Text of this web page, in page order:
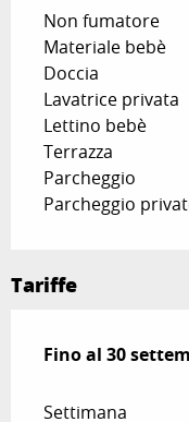
Non fumatore
Materiale bebè
Doccia
Lavatrice privata
Lettino bebè
Terrazza
Parcheggio
Parcheggio
Tariffe
Dal18 aprile
Fino al 30
Settimana